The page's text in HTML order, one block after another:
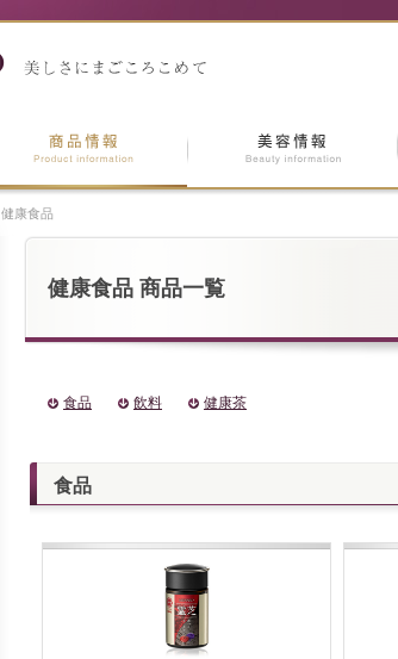
健康食品
健康食品 商品一覧
食品 飲料 健康茶
食品